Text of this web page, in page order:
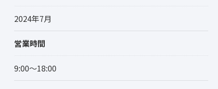
2024年7月
営業時間
9:00～18:00